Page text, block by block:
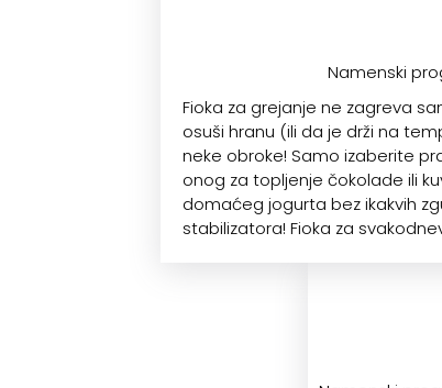
Namenski
Fioka za grejanje ne zagreva
osuši hranu (ili da je drži na
neke obroke! Samo izaberite
onog za topljenje čokolade ili
domaćeg jogurta bez ikakvih
stabilizatora! Fioka za